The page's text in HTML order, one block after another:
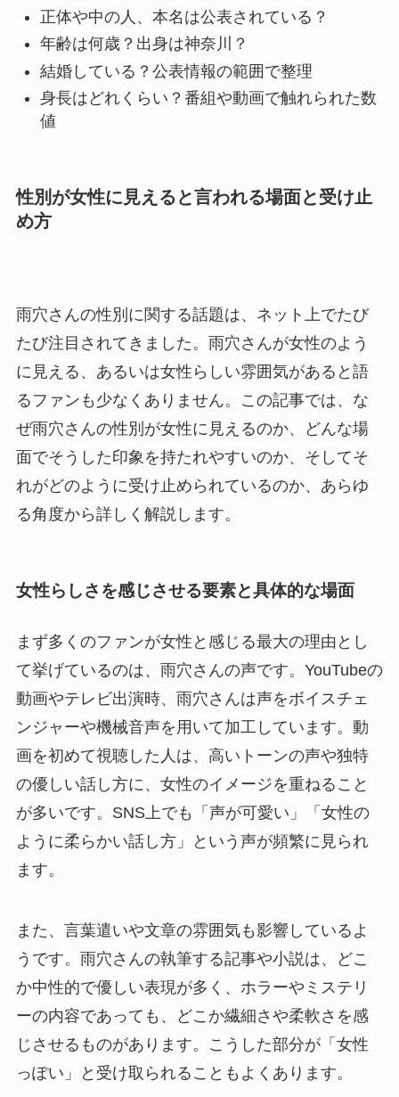
正体や中の人、本名は公表されている？
年齢は何歳？出身は神奈川？
結婚している？公表情報の範囲で整理
身長はどれくらい？番組や動画で触れられた数
値
性別が女性に見えると言われる場面と受け止
め方
雨穴さんの性別に関する話題は、ネット上でたび
たび注目されてきました。雨穴さんが女性のよう
に見える、あるいは女性らしい雰囲気があると語
るファンも少なくありません。この記事では、な
ぜ雨穴さんの性別が女性に見えるのか、どんな場
面でそうした印象を持たれやすいのか、そしてそ
れがどのように受け止められているのか、あらゆ
る角度から詳しく解説します。
女性らしさを感じさせる要素と具体的な場面
まず多くのファンが女性と感じる最大の理由とし
て挙げているのは、雨穴さんの声です。YouTubeの
動画やテレビ出演時、雨穴さんは声をボイスチェ
ンジャーや機械音声を用いて加工しています。動
画を初めて視聴した人は、高いトーンの声や独特
の優しい話し方に、女性のイメージを重ねること
が多いです。SNS上でも「声が可愛い」「女性の
ように柔らかい話し方」という声が頻繁に見られ
ます。
また、言葉遣いや文章の雰囲気も影響しているよ
うです。雨穴さんの執筆する記事や小説は、どこ
か中性的で優しい表現が多く、ホラーやミステリ
ーの内容であっても、どこか繊細さや柔軟さを感
じさせるものがあります。こうした部分が「女性
っぽい」と受け取られることもよくあります。